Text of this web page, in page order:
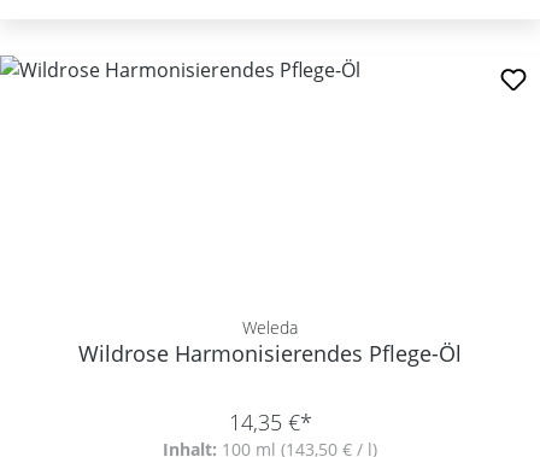
Weleda
Wildrose Harmonisierendes Pflege-Öl
14,35 €*
Inhalt: 100 ml (143,50 € / l)